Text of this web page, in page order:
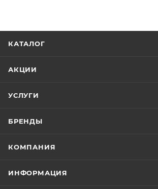
КАТАЛОГ
АКЦИИ
УСЛУГИ
БРЕНДЫ
КОМПАНИЯ
ИНФОРМАЦИЯ